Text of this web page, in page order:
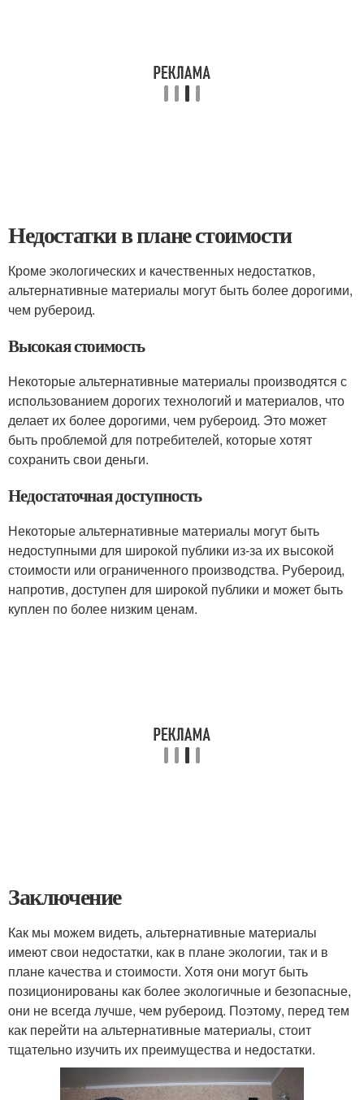
Недостатки в плане стоимости
Кроме экологических и качественных недостатков,
альтернативные материалы могут быть более дорогими,
чем рубероид.
Высокая стоимость
Некоторые альтернативные материалы производятся с
использованием дорогих технологий и материалов, что
делает их более дорогими, чем рубероид. Это может
быть проблемой для потребителей, которые хотят
сохранить свои деньги.
Недостаточная доступность
Некоторые альтернативные материалы могут быть
недоступными для широкой публики из-за их высокой
стоимости или ограниченного производства. Рубероид,
напротив, доступен для широкой публики и может быть
куплен по более низким ценам.
Заключение
Как мы можем видеть, альтернативные материалы
имеют свои недостатки, как в плане экологии, так и в
плане качества и стоимости. Хотя они могут быть
позиционированы как более экологичные и безопасные,
они не всегда лучше, чем рубероид. Поэтому, перед тем
как перейти на альтернативные материалы, стоит
тщательно изучить их преимущества и недостатки.